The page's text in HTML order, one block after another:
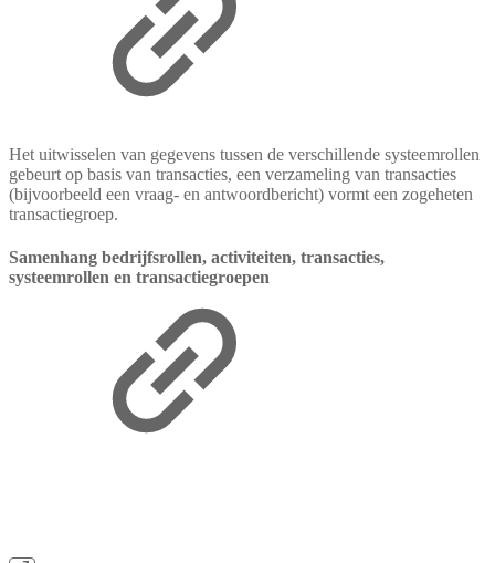
Het uitwisselen van gegevens tussen de verschillende systeemrollen
gebeurt op basis van transacties, een verzameling van transacties
(bijvoorbeeld een vraag- en antwoordbericht) vormt een zogeheten
transactiegroep.
Samenhang bedrijfsrollen, activiteiten, transacties,
systeemrollen en transactiegroepen